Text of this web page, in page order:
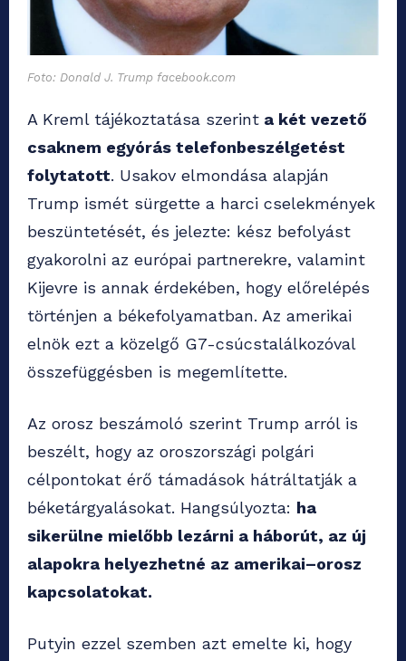
Foto: Donald J. Trump facebook.com
A Kreml tájékoztatása szerint a két vezető
csaknem egyórás telefonbeszélgetést
folytatott. Usakov elmondása alapján
Trump ismét sürgette a harci cselekmények
beszüntetését, és jelezte: kész befolyást
gyakorolni az európai partnerekre, valamint
Kijevre is annak érdekében, hogy előrelépés
történjen a békefolyamatban. Az amerikai
elnök ezt a közelgő G7-csúcstalálkozóval
összefüggésben is megemlítette.
Az orosz beszámoló szerint Trump arról is
beszélt, hogy az oroszországi polgári
célpontokat érő támadások hátráltatják a
béketárgyalásokat. Hangsúlyozta: ha
sikerülne mielőbb lezárni a háborút, az új
alapokra helyezhetné az amerikai–orosz
kapcsolatokat.
Putyin ezzel szemben azt emelte ki, hogy